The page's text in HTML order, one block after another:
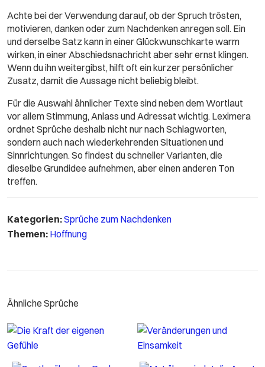
Achte bei der Verwendung darauf, ob der Spruch trösten,
motivieren, danken oder zum Nachdenken anregen soll. Ein
und derselbe Satz kann in einer Glückwunschkarte warm
wirken, in einer Abschiedsnachricht aber sehr ernst klingen.
Wenn du ihn weitergibst, hilft oft ein kurzer persönlicher
Zusatz, damit die Aussage nicht beliebig bleibt.
Für die Auswahl ähnlicher Texte sind neben dem Wortlaut
vor allem Stimmung, Anlass und Adressat wichtig. Leximera
ordnet Sprüche deshalb nicht nur nach Schlagworten,
sondern auch nach wiederkehrenden Situationen und
Sinnrichtungen. So findest du schneller Varianten, die
dieselbe Grundidee aufnehmen, aber einen anderen Ton
treffen.
Kategorien:Sprüche zum Nachdenken
Themen: Hoffnung
Ähnliche Sprüche